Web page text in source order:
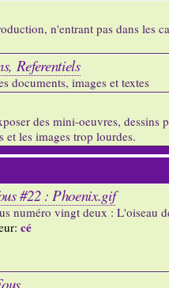
n'entrant pas dans les
Referentiels
documents, images et textes
des mini-oeuvres, dessins
les images trop lourdes.
#22 : Phoenix.gif
numéro vingt deux : L'oiseau
cé